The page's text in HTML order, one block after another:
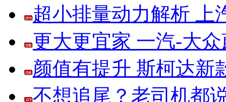
超小排量动力解析 上
更大更宜家 一汽-大
颜值有提升 斯柯达新
不想追尾？老司机都